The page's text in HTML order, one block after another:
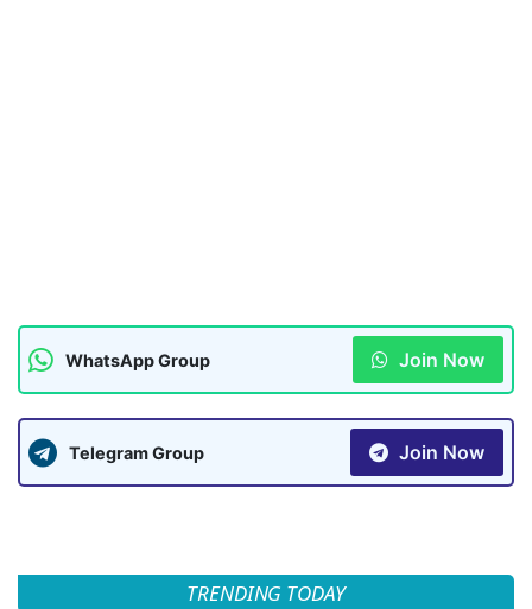
WhatsApp Group Join Now
Telegram Group Join Now
TRENDING TODAY